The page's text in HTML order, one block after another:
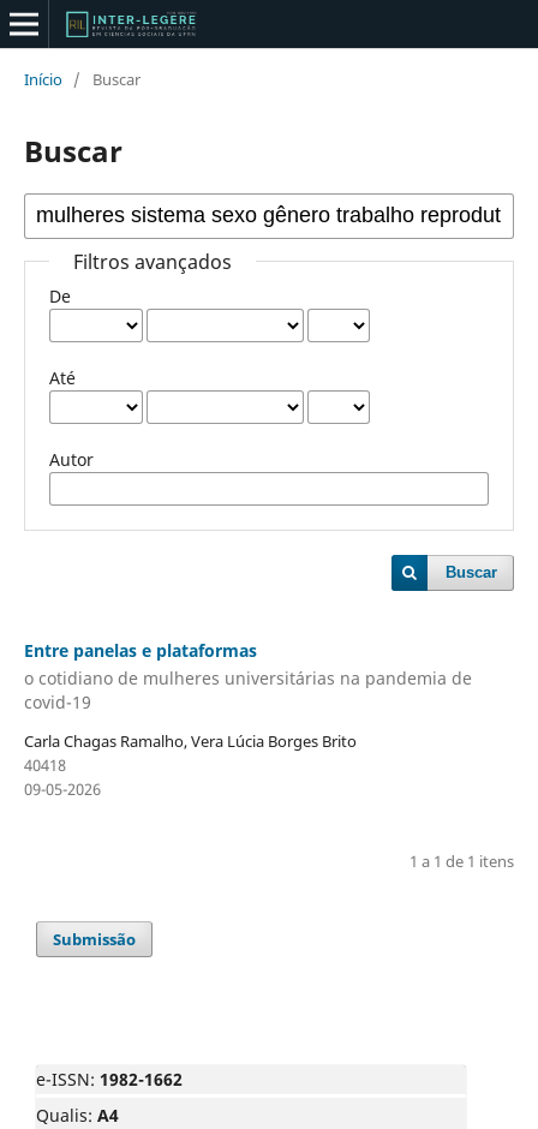
Início / Buscar
Buscar
Filtros avançados
De
Até
Autor
Buscar
Entre panelas e plataformas
o cotidiano de mulheres universitárias na pandemia de
covid-19
Carla Chagas Ramalho, Vera Lúcia Borges Brito
40418
09-05-2026
1 a 1 de 1 itens
Submissão
e-ISSN: 1982-1662
Qualis: A4